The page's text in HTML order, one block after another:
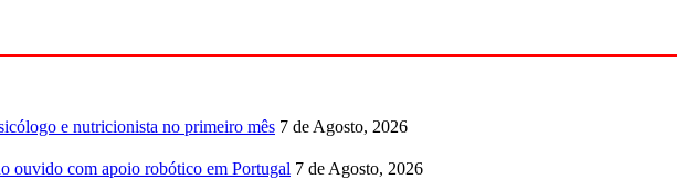
e nutricionista no primeiro mês 7 de Agosto, 2026
ouvido com apoio robótico em Portugal 7 de Agosto, 2026